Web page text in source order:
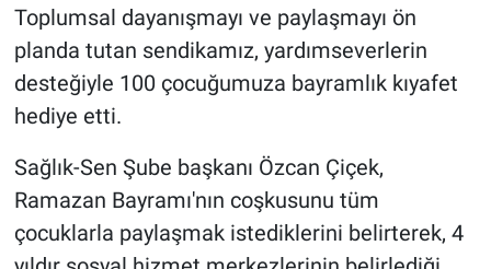
Toplumsal dayanışmayı ve paylaşmayı ön
planda tutan sendikamız, yardımseverlerin
desteğiyle 100 çocuğumuza bayramlık kıyafet
hediye etti.
Sağlık-Sen Şube başkanı Özcan Çiçek,
Ramazan Bayramı'nın coşkusunu tüm
çocuklarla paylaşmak istediklerini belirterek, 4